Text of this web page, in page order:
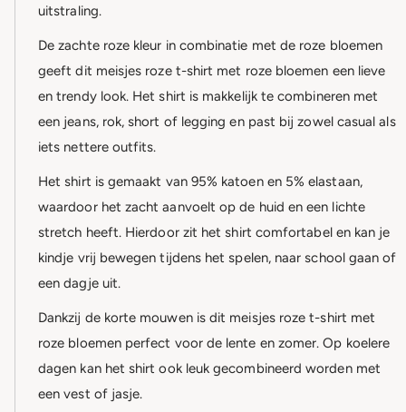
uitstraling.
De zachte roze kleur in combinatie met de roze bloemen
geeft dit meisjes roze t-shirt met roze bloemen een lieve
en trendy look. Het shirt is makkelijk te combineren met
een jeans, rok, short of legging en past bij zowel casual als
iets nettere outfits.
Het shirt is gemaakt van 95% katoen en 5% elastaan,
waardoor het zacht aanvoelt op de huid en een lichte
stretch heeft. Hierdoor zit het shirt comfortabel en kan je
kindje vrij bewegen tijdens het spelen, naar school gaan of
een dagje uit.
Dankzij de korte mouwen is dit meisjes roze t-shirt met
roze bloemen perfect voor de lente en zomer. Op koelere
dagen kan het shirt ook leuk gecombineerd worden met
een vest of jasje.